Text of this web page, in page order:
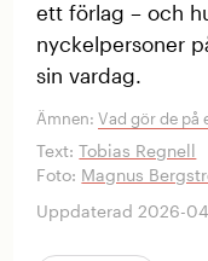
ett förlag – och
nyckelpersoner
sin vardag.
Ämnen:Vad gör de på
Text:Tobias Regnell
Foto: Magnus
Uppdaterad 2026-